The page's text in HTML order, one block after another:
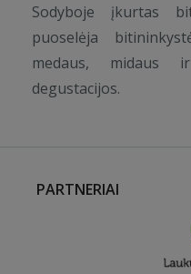
Sodyboje įkurtas
puoselėja
medaus,
degustacijos.
PARTNERIAI